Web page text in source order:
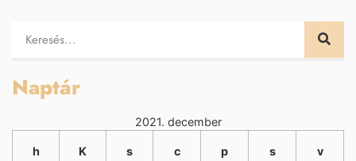
Naptár
2021. december
h K s c p s v